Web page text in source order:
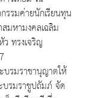
รรมค่ายนักเรียนทุน
มหามงคลเฉลิม
ทรงเจริญ
รมราชานุญาตให้
บรมราชูปถัมภ์ จัด